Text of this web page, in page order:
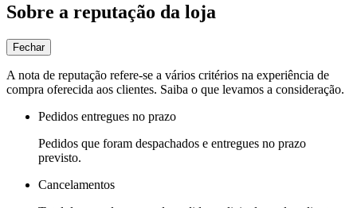
Sobre a reputação da loja
Fechar
A nota de reputação refere-se a vários critérios na experiência de
compra oferecida aos clientes. Saiba o que levamos a consideração.
Pedidos entregues no prazo
Pedidos que foram despachados e entregues no prazo
previsto.
Cancelamentos